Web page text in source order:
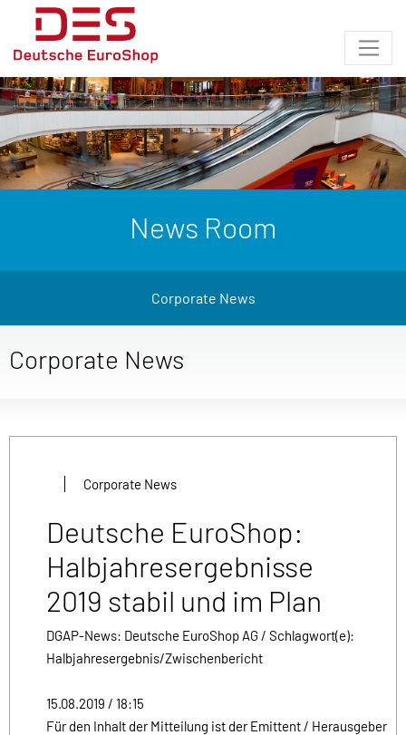
News Room
Corporate News
Corporate News
Corporate News
Deutsche EuroShop:
Halbjahresergebnisse
2019 stabil und im Plan
DGAP-News: Deutsche EuroShop AG / Schlagwort(e):
Halbjahresergebnis/Zwischenbericht
15.08.2019 / 18:15
Für den Inhalt der Mitteilung ist der Emittent / Herausgeber